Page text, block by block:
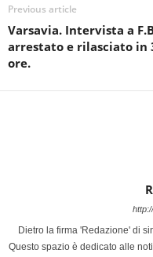
Previous article
Varsavia. Intervista a
arrestato e rilasciato in
ore.
Dietro la firma 'Redazione' di
Questo spazio è dedicato alle